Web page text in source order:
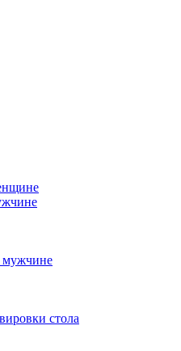
стола